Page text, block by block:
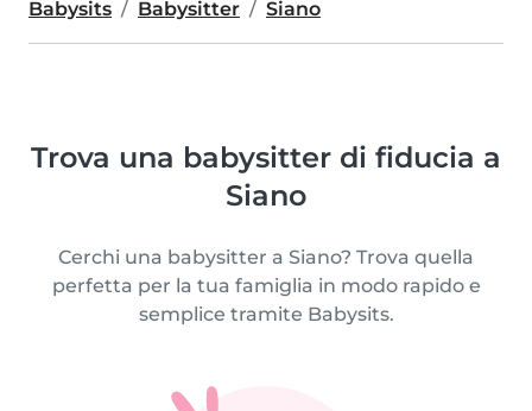
Babysits Babysitter Siano
Trova una babysitter di fiducia a
Siano
Cerchi una babysitter a Siano? Trova quella
perfetta per la tua famiglia in modo rapido e
semplice tramite Babysits.